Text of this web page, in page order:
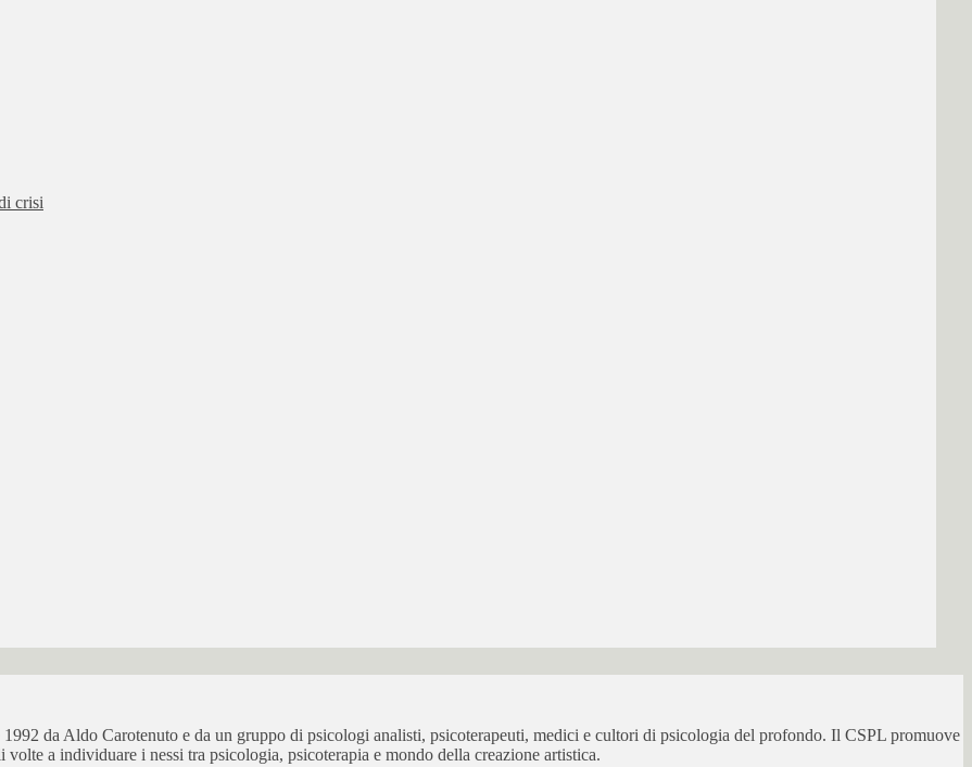
crisi
da Aldo Carotenuto e da un gruppo di psicologi analisti, psicoterapeuti, medici e cultori di psicologia del profondo. Il CSPL promuove
a individuare i nessi tra psicologia, psicoterapia e mondo della creazione artistica.